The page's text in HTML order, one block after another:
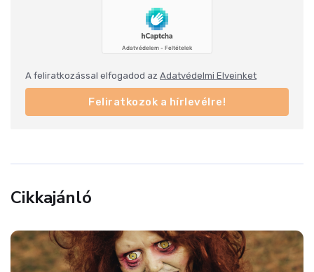
A feliratkozással elfogadod az Adatvédelmi Elveinket
Feliratkozok a hírlevélre!
Cikkajánló